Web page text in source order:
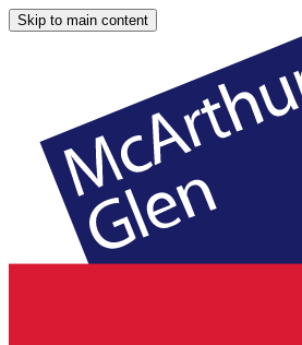
Skip to main content